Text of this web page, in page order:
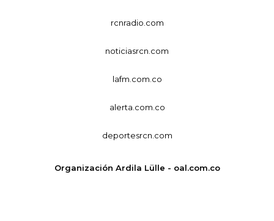
rcnradio.com
noticiasrcn.com
lafm.com.co
alerta.com.co
deportesrcn.com
Organización Ardila Lülle - oal.com.co